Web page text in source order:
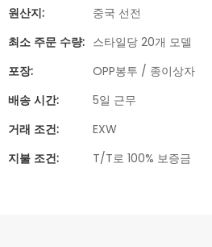
원산지:
중국 선전
최소 주문 수량: 스타일당 20개 모델
포장:
OPP봉투 / 종이상자
배송 시간:
5일 근무
거래 조건:
EXW
지불 조건:
T/T로 100% 보증금